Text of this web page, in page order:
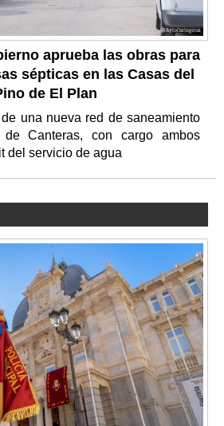
aprueba las obras para
sépticas en las Casas del
de El Plan
una nueva red de saneamiento
Canteras, con cargo ambos
del servicio de agua